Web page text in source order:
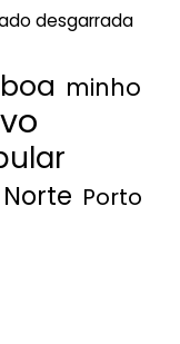
desgarrada
minho
Norte Porto